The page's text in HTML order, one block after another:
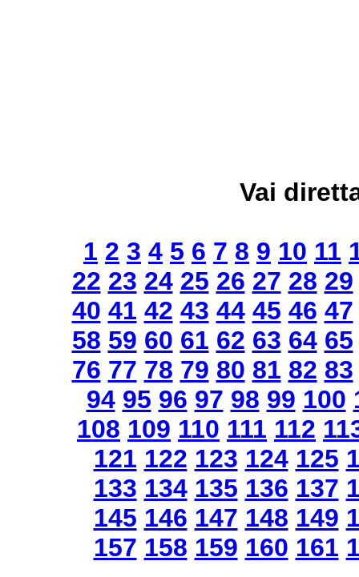
Vai
1 2 3 4 5 6 7 8 9 10 11
22 23 24 25 26 27 28 29
40 41 42 43 44 45 46 47
58 59 60 61 62 63 64 65
76 77 78 79 80 81 82 83
94 95 96 97 98 99 100
108 109 110 111 112
121 122 123 124 125
133 134 135 136 137
145 146 147 148 149
157 158 159 160 161